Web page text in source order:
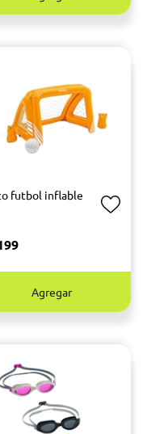
futbol inflable
Agregar